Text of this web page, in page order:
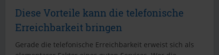
Diese Vorteile kann die telefonische
Erreichbarkeit bringen
Gerade die telefonische Erreichbarkeit erweist sich als